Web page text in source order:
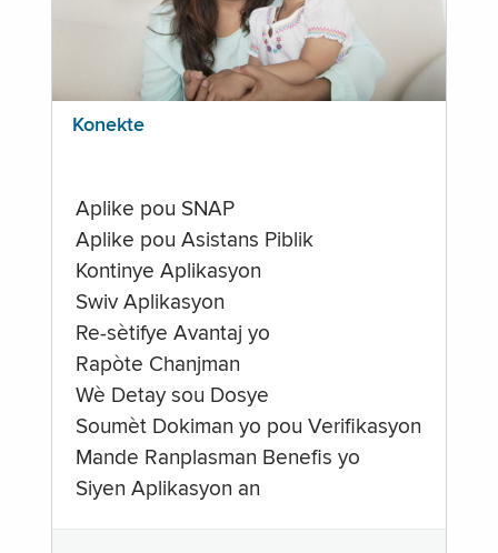
Konekte
Aplike pou SNAP
Aplike pou Asistans Piblik
Kontinye Aplikasyon
Swiv Aplikasyon
Re-sètifye Avantaj yo
Rapòte Chanjman
Wè Detay sou Dosye
Soumèt Dokiman yo pou Verifikasyon
Mande Ranplasman Benefis yo
Siyen Aplikasyon an